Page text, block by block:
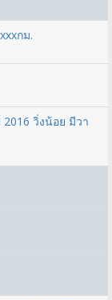
กม.
2016 วิ่งน้อย มีวา